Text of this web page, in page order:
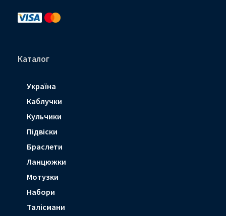
m
-
p
k
-
f
a
m
Каталог
Україна
Каблучки
Кульчики
Підвіски
Браслети
Ланцюжки
Мотузки
Набори
Талісмани